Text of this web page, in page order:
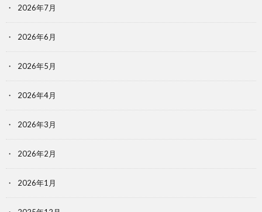
2026年7月
2026年6月
2026年5月
2026年4月
2026年3月
2026年2月
2026年1月